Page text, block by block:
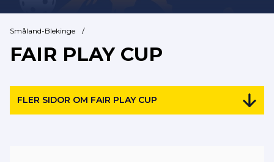
Småland-Blekinge /
FAIR PLAY CUP
FLER SIDOR OM FAIR PLAY CUP